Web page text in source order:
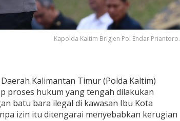
Kapolda Kaltim Brigjen Pol Endar Priantoro.
Kalimantan Timur (Polda Kaltim)
proses hukum yang tengah dilakukan
batu bara ilegal di kawasan Ibu Kota
izin itu ditengarai menyebabkan kerugian